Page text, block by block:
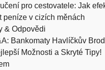
pro cestovatele: Jak
peníze v cizích měnách
& Odpovědi
Bankomaty Havlíčkův
Možnosti a Skryté Tipy!